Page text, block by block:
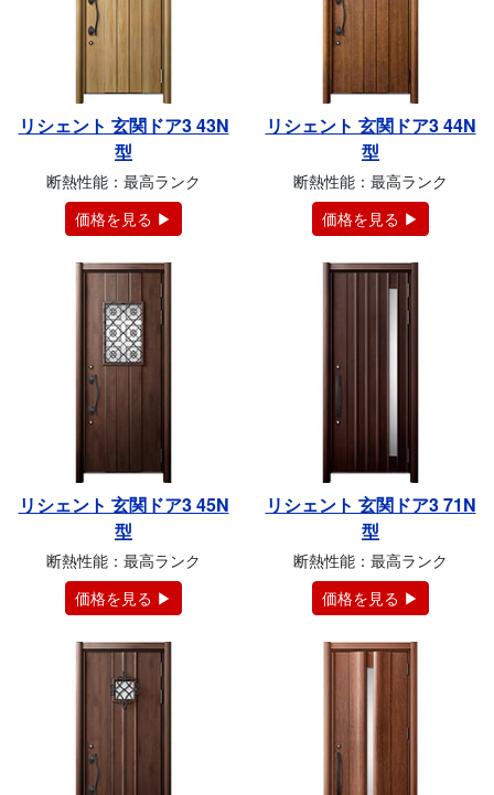
リシェント 玄関ドア3 43N
型
断熱性能：最高ランク
価格を見る ▶
リシェント 玄関ドア3 44N
型
断熱性能：最高ランク
価格を見る ▶
リシェント 玄関ドア3 45N
型
断熱性能：最高ランク
価格を見る ▶
リシェント 玄関ドア3 71N
型
断熱性能：最高ランク
価格を見る ▶